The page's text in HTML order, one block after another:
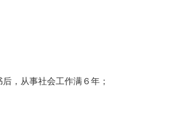
，从事社会工作满６年；